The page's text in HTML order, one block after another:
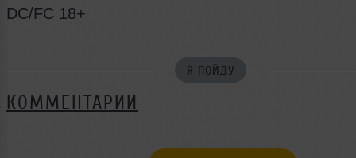
DC/FC 18+
Я ПОЙДУ
КОММЕНТАРИИ